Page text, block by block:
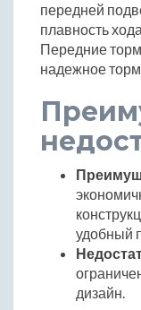
передней
плавность
Передние
надежное
удобный
дизайн.